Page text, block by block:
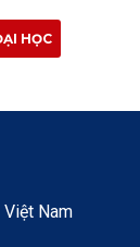
HỌC
Việt Nam